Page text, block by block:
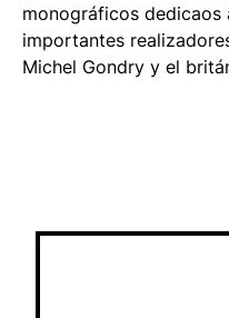
monográficos dedicaos
importantes
Michel Gondry y el